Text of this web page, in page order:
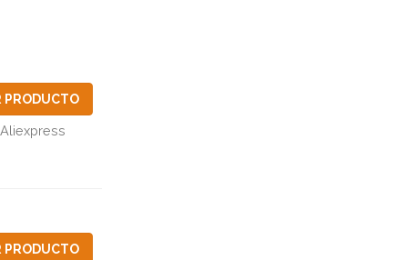
PRODUCTO
Aliexpress
PRODUCTO